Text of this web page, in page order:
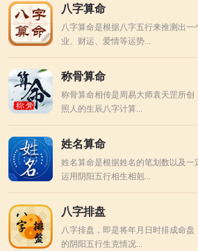
八字算命
八字算命是根据八字五行来推测出一
业、财运、爱情等运势...
称骨算命
称骨算命相传是周易大师袁天罡所创
照人的生辰八字计算...
姓名算命
姓名算命是根据姓名的笔划数以及一
运用阴阳五行相生相剋...
八字排盘
八字排盘，即是将年月日时排成命盘
的阴阳五行生克情况...